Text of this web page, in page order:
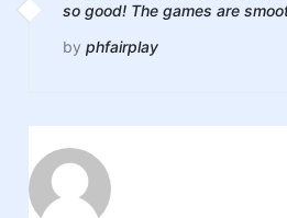
so good! The games are
by phfairplay